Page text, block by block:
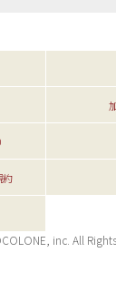
約
inc. All